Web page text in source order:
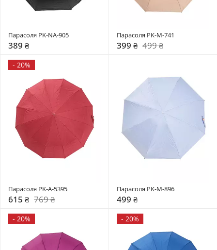
Парасоля PK-NA-905
389 ₴
Парасоля PK-M-741
399 ₴ 499 ₴
- 20%
Парасоля PK-A-5395
615 ₴ 769 ₴
Парасоля PK-M-896
499 ₴
- 20% - 20%